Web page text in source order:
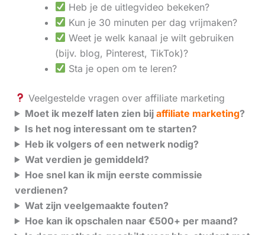
Heb je de uitlegvideo bekeken?
Kun je 30 minuten per dag vrijmaken?
Weet je welk kanaal je wilt gebruiken
(bijv. blog, Pinterest, TikTok)?
Sta je open om te leren?
Veelgestelde vragen over affiliate marketing
Moet ik mezelf laten zien bij affiliate marketing?
Is het nog interessant om te starten?
Heb ik volgers of een netwerk nodig?
Wat verdien je gemiddeld?
Hoe snel kan ik mijn eerste commissie
verdienen?
Wat zijn veelgemaakte fouten?
Hoe kan ik opschalen naar €500+ per maand?